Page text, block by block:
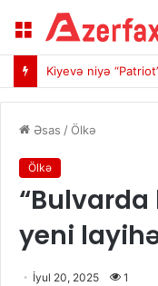
Menu
Əsas /Ölkə
Ölkə
“Bulvarda
yeni
İyul 20, 2025 1